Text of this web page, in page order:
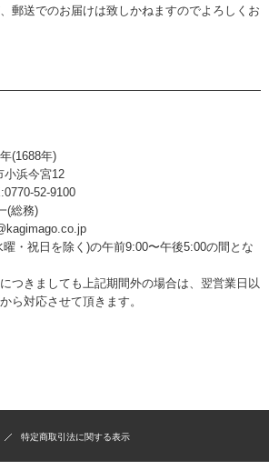
郵送でのお届けは致しかねますのでよろしくお
(1688年)
小浜今宮12
52-9100
(総務)
・祝日を除く)の午前9:00〜午後5:00の間とな
つきましても上記期間外の場合は、翌営業日以
ら対応させて頂きます。
特定商取引法に関する表示